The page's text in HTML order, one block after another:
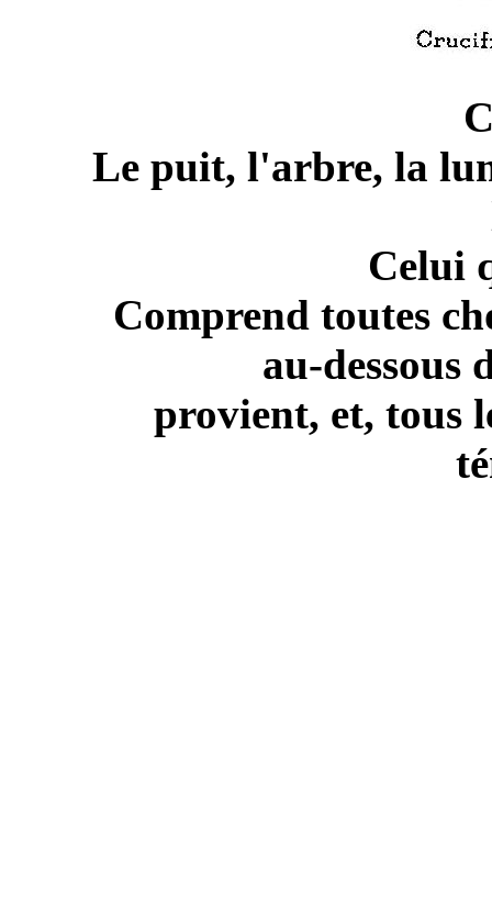
Le puit, l'arbre, la
Celui
Comprend toutes
au-dessous
provient, et, tous